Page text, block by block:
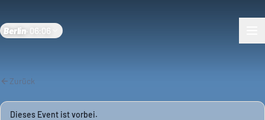
Berlin 06:06
Zurück
Dieses Event ist vorbei.